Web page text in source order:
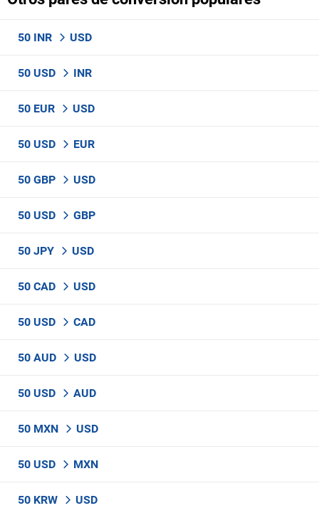
50 INR USD
50 USD INR
50 EUR USD
50 USD EUR
50 GBP USD
50 USD GBP
50 JPY USD
50 CAD USD
50 USD CAD
50 AUD USD
50 USD AUD
50 MXN USD
50 USD MXN
50 KRW USD